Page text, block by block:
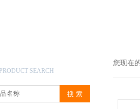
PRODUCT SEARCH
您现在